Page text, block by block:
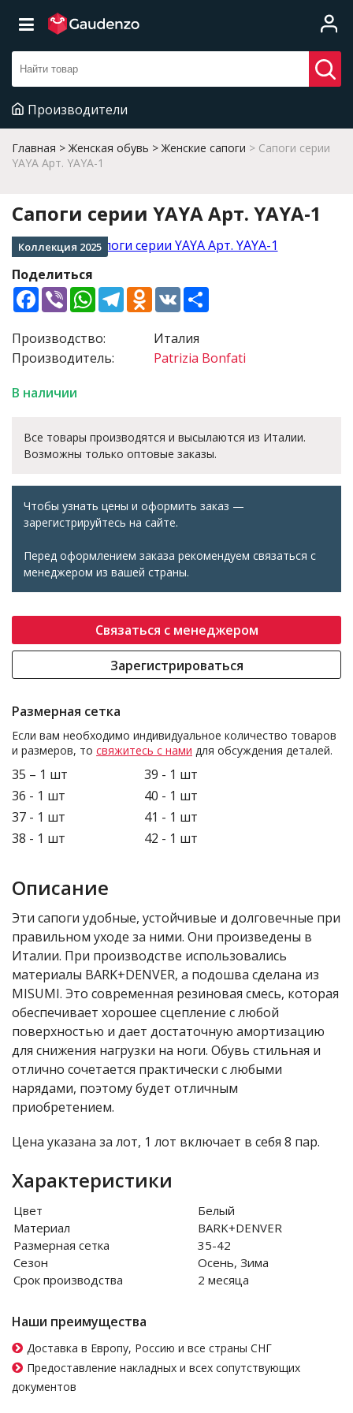
Производители
Главная Женская обувь Женские сапоги
Сапоги серии
YAYA Арт. YAYA-1
Сапоги серии YAYA Арт. YAYA-1
Коллекция 2025
Поделиться
Facebook
ViberWhatsApp
TelegramOdnoklassniki
VK
Производство:
Производитель:
Италия
Patrizia Bonfati
В наличии
Все товары производятся и высылаются из Италии.
Возможны только оптовые заказы.
Чтобы узнать цены и оформить заказ —
зарегистрируйтесь на сайте.
Перед оформлением заказа рекомендуем связаться с
менеджером из вашей страны.
Связаться с менеджером
Зарегистрироваться
Размерная сетка
Если вам необходимо индивидуальное количество товаров
и размеров, то свяжитесь с нами для обсуждения деталей.
35 – 1 шт
36 - 1 шт
37 - 1 шт
38 - 1 шт
39 - 1 шт
40 - 1 шт
41 - 1 шт
42 - 1 шт
Описание
Эти сапоги удобные, устойчивые и долговечные при
правильном уходе за ними. Они произведены в
Италии. При производстве использовались
материалы BARK+DENVER, а подошва сделана из
MISUMI. Это современная резиновая смесь, которая
обеспечивает хорошее сцепление с любой
поверхностью и дает достаточную амортизацию
для снижения нагрузки на ноги. Обувь стильная и
отлично сочетается практически с любыми
нарядами, поэтому будет отличным
приобретением.
Цена указана за лот, 1 лот включает в себя 8 пар.
Характеристики
Цвет
Белый
Материал
BARK+DENVER
Размерная сетка
35-42
Сезон
Осень, Зима
Срок производства
2 месяца
Наши преимущества
Доставка в Европу, Россию и все страны СНГ
Предоставление накладных и всех сопутствующих
документов